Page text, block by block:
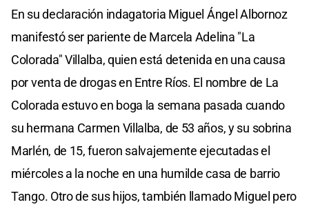
En su declaración indagatoria Miguel Ángel Albornoz
manifestó ser pariente de Marcela Adelina "La
Colorada" Villalba, quien está detenida en una causa
por venta de drogas en Entre Ríos. El nombre de La
Colorada estuvo en boga la semana pasada cuando
su hermana Carmen Villalba, de 53 años, y su sobrina
Marlén, de 15, fueron salvajemente ejecutadas el
miércoles a la noche en una humilde casa de barrio
Tango. Otro de sus hijos, también llamado Miguel pero